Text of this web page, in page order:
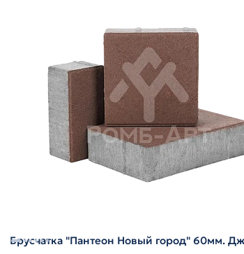
Брусчатка "Пантеон Новый город" 60мм.